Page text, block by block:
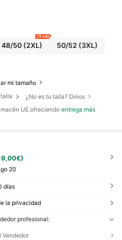
48/50(2XL)
29 left
50/52 (3XL)
mi tamaño
¿No es tu talla? Dinos
UE ofreciendoentrega más
9,00€)
20
días
la privacidad
profesional:
Vendedor